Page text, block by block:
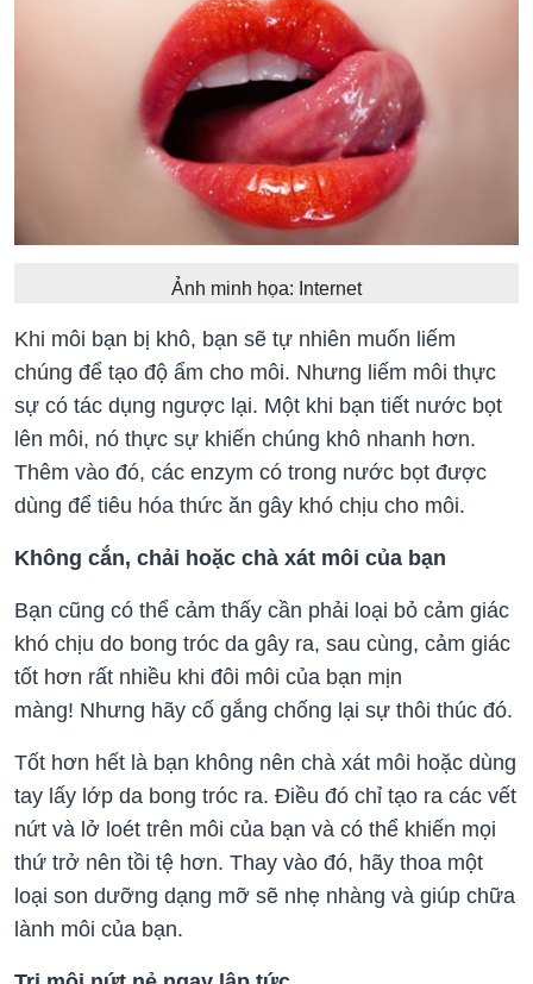
Ảnh minh họa: Internet
Khi môi bạn bị khô, bạn sẽ tự nhiên muốn liếm
chúng để tạo độ ẩm cho môi. Nhưng liếm môi thực
sự có tác dụng ngược lại. Một khi bạn tiết nước bọt
lên môi, nó thực sự khiến chúng khô nhanh hơn.
Thêm vào đó, các enzym có trong nước bọt được
dùng để tiêu hóa thức ăn gây khó chịu cho môi.
Không cắn, chải hoặc chà xát môi của bạn
Bạn cũng có thể cảm thấy cần phải loại bỏ cảm giác
khó chịu do bong tróc da gây ra, sau cùng, cảm giác
tốt hơn rất nhiều khi đôi môi của bạn mịn
màng! Nhưng hãy cố gắng chống lại sự thôi thúc đó.
Tốt hơn hết là bạn không nên chà xát môi hoặc dùng
tay lấy lớp da bong tróc ra. Điều đó chỉ tạo ra các vết
nứt và lở loét trên môi của bạn và có thể khiến mọi
thứ trở nên tồi tệ hơn. Thay vào đó, hãy thoa một
loại son dưỡng dạng mỡ sẽ nhẹ nhàng và giúp chữa
lành môi của bạn.